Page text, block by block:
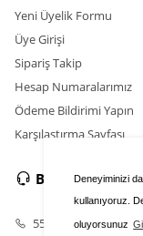
Deneyiminizi
kullanıyoruz.
oluyorsunuz
Yeni Üyelik Formu
Üye Girişi
Sipariş Takip
Hesap Numaralarımız
Ödeme Bildirimi Yapın
Karşılaştırma Sayfası
BİZE ULAŞIN
554 352 13 66